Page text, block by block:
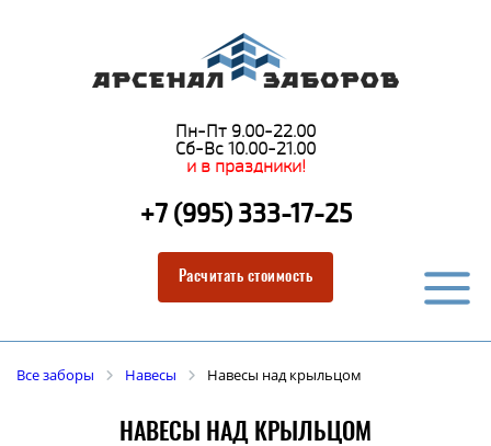
Пн-Пт 9.00-22.00
Сб-Вс 10.00-21.00
и в праздники!
+7 (995) 333-17-25
Расчитать стоимость
Все заборы Навесы Навесы над крыльцом
НАВЕСЫ НАД КРЫЛЬЦОМ